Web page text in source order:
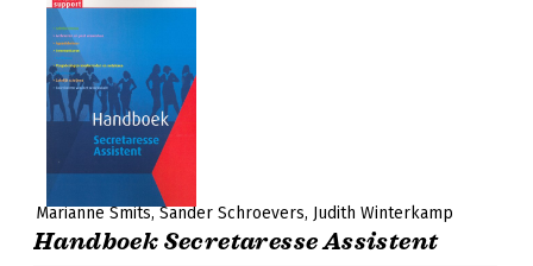
Marianne Smits Sander Schroevers Judith Winterkamp
Handboek Secretaresse Assistent